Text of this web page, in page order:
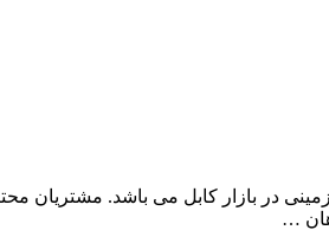
مجموعه آراد کابل، مرکز فروش عمده و پخش کارخانه ای کابل آلومینیومی
…